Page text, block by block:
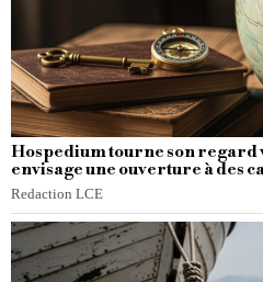
Hospedium tourne son regard
envisage une ouverture à des
Redaction LCE